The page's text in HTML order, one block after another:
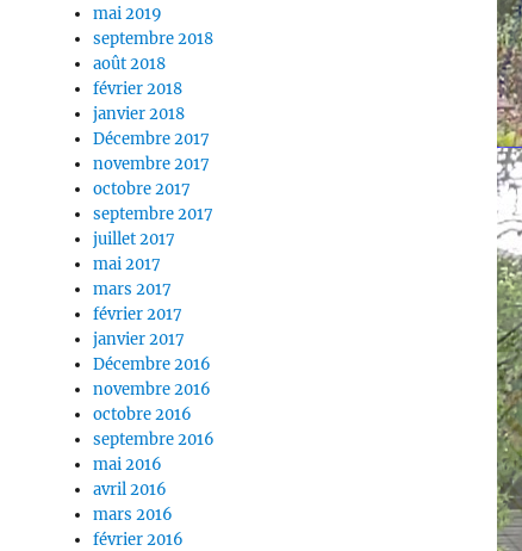
mai 2019
septembre 2018
août 2018
février 2018
janvier 2018
Décembre 2017
novembre 2017
octobre 2017
septembre 2017
juillet 2017
mai 2017
mars 2017
février 2017
janvier 2017
Décembre 2016
novembre 2016
octobre 2016
septembre 2016
mai 2016
avril 2016
mars 2016
février 2016